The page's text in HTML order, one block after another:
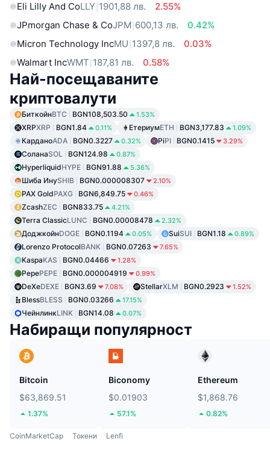
Eli Lilly And CoLLY 1901,88 лв.
2.55%
JPmorgan Chase & CoJPM 600,13 лв.
0.42%
Micron Technology IncMU 1397,8 лв.
0.03%
Walmart IncWMT 187,81 лв. 0.58%
Най-посещаваните
криптовалути
БиткойнBTC BGN108,503.50 1.53%
XRPXRP BGN1.84 0.11% ЕтериумETH BGN3,177.83 1.09%
КарданоADA BGN0.3227 0.32% PiPI BGN0.1415 3.29%
СоланаSOL BGN124.98 0.87%
HyperliquidHYPE BGN91.88 5.36%
Шиба ИнуSHIB BGN0.000008307 2.10%
PAX GoldPAXG BGN6,849.75 0.46%
ZcashZEC BGN833.75 4.21%
Terra ClassicLUNC BGN0.00008478 2.32%
ДоджкойнDOGE BGN0.1194 0.05% SuiSUI BGN1.18 0.89%
Lorenzo ProtocolBANK BGN0.07263 7.65%
KaspaKAS BGN0.04466 1.28%
PepePEPE BGN0.000004919 0.99%
DeXeDEXE BGN3.69 7.08% StellarXLM BGN0.2923 1.52%
BlessBLESS BGN0.03266 17.15%
ЧейнлинкLINK BGN14.08 0.07%
Набиращи популярност
Bitcoin
$63,869.51
1.37%
Biconomy
$0.01903
57.1%
Ethereum
$1,868.76
0.82%
CoinMarketCap Токени Lenfi